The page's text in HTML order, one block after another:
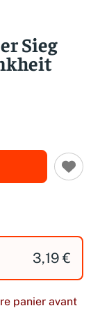
Sieg
3,19 €
panier avant